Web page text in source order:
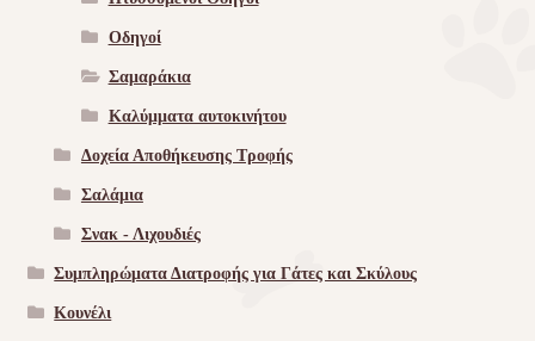
Οδηγοί
Σαμαράκια
Καλύμματα αυτοκινήτου
Δοχεία Αποθήκευσης Τροφής
Σαλάμια
Σνακ - Λιχουδιές
Συμπληρώματα Διατροφής για Γάτες και Σκύλους
Κουνέλι